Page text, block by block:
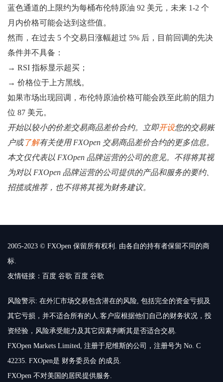
蓝色通道的上限约为每桶布伦特原油 92 美元，未来 1-2​​ 个
月内价格可能会达到这些值。
然而，在过去 5 个交易日涨幅超过 5% 后，目前回调的先决
条件并不具备：
→ RSI 指标显示超买；
→ 价格位于上方黑线。
如果市场出现回调，布伦特原油价格可能会跌至此前的阻力
位 87 美元。
开始以较小的价差交易商品差价合约。立即开设您的交易账
户或了解有关使用 FXOpen 交易商品差价合约的更多信息。
本文仅代表以 FXOpen 品牌运营的公司的意见。不得将其视
为对以 FXOpen 品牌运营的公司提供的产品和服务的要约、
招揽或推荐，也不得将其视为财务建议。
2005-2023 © FXOpen 保留所有权利. 由各自的持有者保留不同的商
标.
友情链接： 百度 谷歌 百度 谷歌
风险警示: 在外汇市场交易包含潜在的风险, 包括完全的资金亏损及
其它亏损，并不适合所有的人.客户应根据他们自己的财务状况，投
资经验，风险承受能力及其它因素判断其是否适合交易.
FXOpen Markets Limited, 注册于尼维斯的公司，注册号为 No. C
42235. FXOpen是 财务委员会 的成员.
FXOpen 不对美国的居民提供服务.